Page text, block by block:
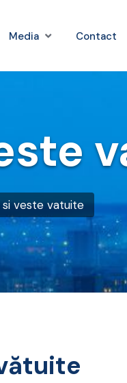
Media Contact
si veste vatuite